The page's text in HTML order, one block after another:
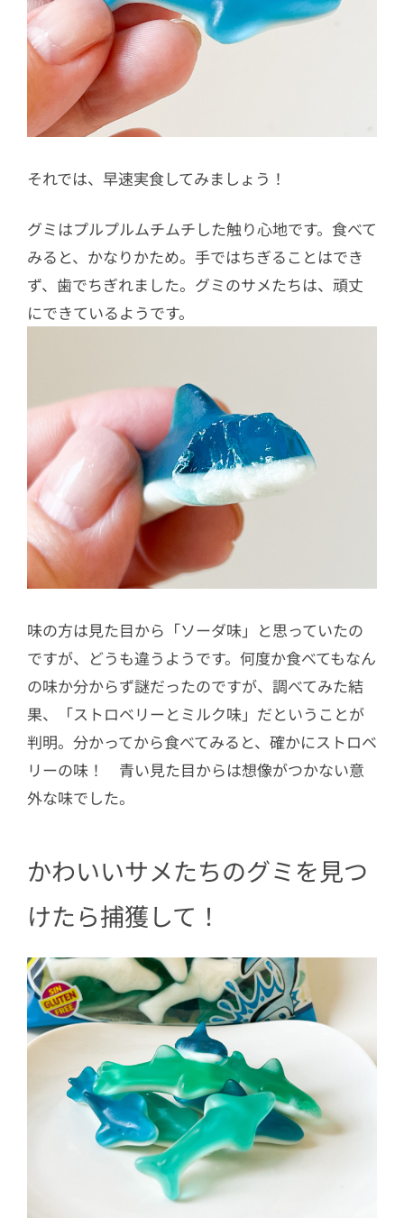
それでは、早速実食してみましょう！
グミはプルプルムチムチした触り心地です。食べて
みると、かなりかため。手ではちぎることはでき
ず、歯でちぎれました。グミのサメたちは、頑丈
にできているようです。
味の方は見た目から「ソーダ味」と思っていたの
ですが、どうも違うようです。何度か食べてもなん
の味か分からず謎だったのですが、調べてみた結
果、「ストロベリーとミルク味」だということが
判明。分かってから食べてみると、確かにストロベ
リーの味！ 青い見た目からは想像がつかない意
外な味でした。
かわいいサメたちのグミを見つ
けたら捕獲して！